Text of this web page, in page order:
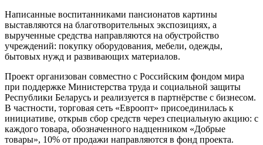
Написанные воспитанниками пансионатов картины
выставляются на благотворительных экспозициях, а
вырученные средства направляются на обустройство
учреждений: покупку оборудования, мебели, одежды,
бытовых нужд и развивающих материалов.
Проект организован совместно с Российским фондом мира
при поддержке Министерства труда и социальной защиты
Республики Беларусь и реализуется в партнёрстве с бизнесом.
В частности, торговая сеть «Евроопт» присоединилась к
инициативе, открыв сбор средств через специальную акцию: с
каждого товара, обозначенного надценником «Добрые
товары», 10% от продажи направляются в фонд проекта.